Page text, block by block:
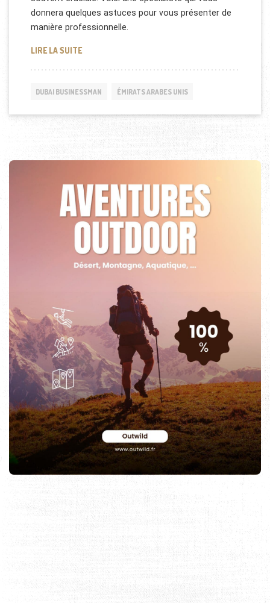
donnera quelques astuces pour vous présenter de
manière professionnelle.
LIRE LA SUITESAVOIR SE PRÉSENTER EN 2 MINUTES
DUBAI BUSINESSMAN ÉMIRATS ARABES UNIS